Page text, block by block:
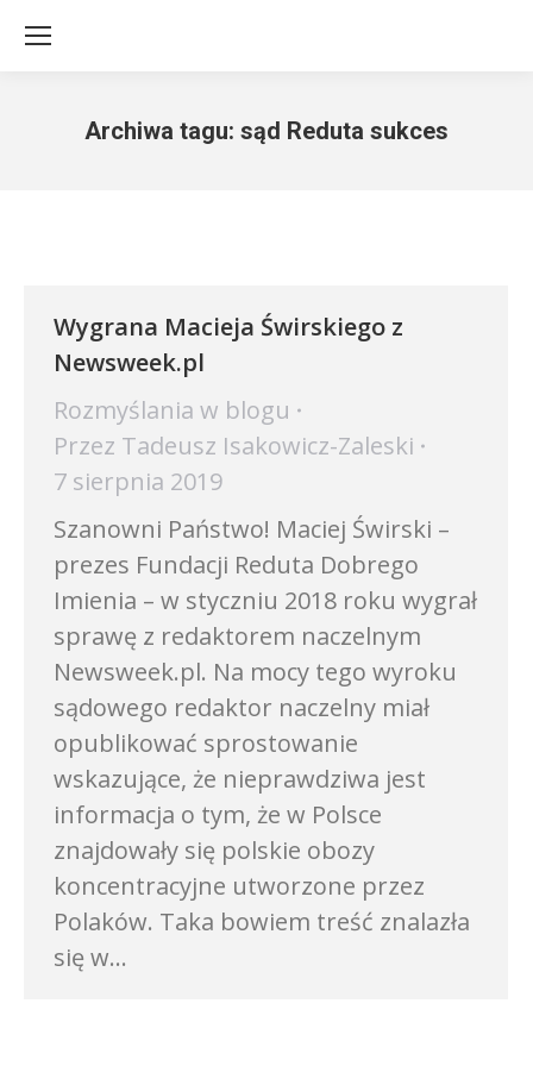
Archiwa tagu: sąd Reduta sukces
Wygrana Macieja Świrskiego z
Newsweek.pl
Rozmyślania w blogu
Przez Tadeusz Isakowicz-Zaleski
7 sierpnia 2019
Szanowni Państwo! Maciej Świrski –
prezes Fundacji Reduta Dobrego
Imienia – w styczniu 2018 roku wygrał
sprawę z redaktorem naczelnym
Newsweek.pl. Na mocy tego wyroku
sądowego redaktor naczelny miał
opublikować sprostowanie
wskazujące, że nieprawdziwa jest
informacja o tym, że w Polsce
znajdowały się polskie obozy
koncentracyjne utworzone przez
Polaków. Taka bowiem treść znalazła
się w…